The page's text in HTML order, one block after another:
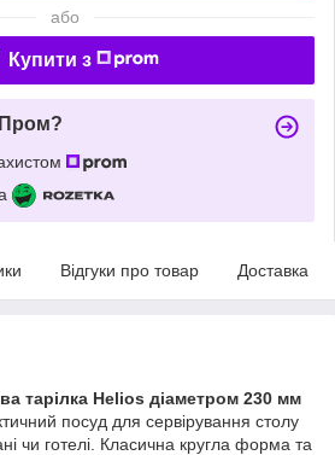
або
Купити з
Пром?
Відгуки про товар Доставка
тарілка Helios діаметром 230 мм
посуд для сервірування столу
чи готелі. Класична кругла форма та